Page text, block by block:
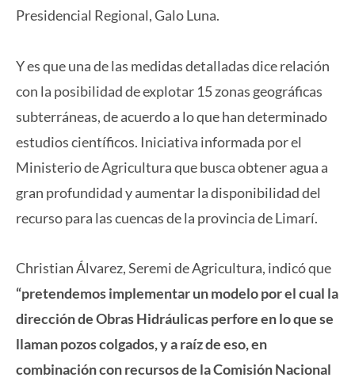
Presidencial Regional, Galo Luna.
Y es que una de las medidas detalladas dice relación
con la posibilidad de explotar 15 zonas geográficas
subterráneas, de acuerdo a lo que han determinado
estudios científicos. Iniciativa informada por el
Ministerio de Agricultura que busca obtener agua a
gran profundidad y aumentar la disponibilidad del
recurso para las cuencas de la provincia de Limarí.
Christian Álvarez, Seremi de Agricultura, indicó que
“pretendemos implementar un modelo por el cual la
dirección de Obras Hidráulicas perfore en lo que se
llaman pozos colgados, y a raíz de eso, en
combinación con recursos de la Comisión Nacional